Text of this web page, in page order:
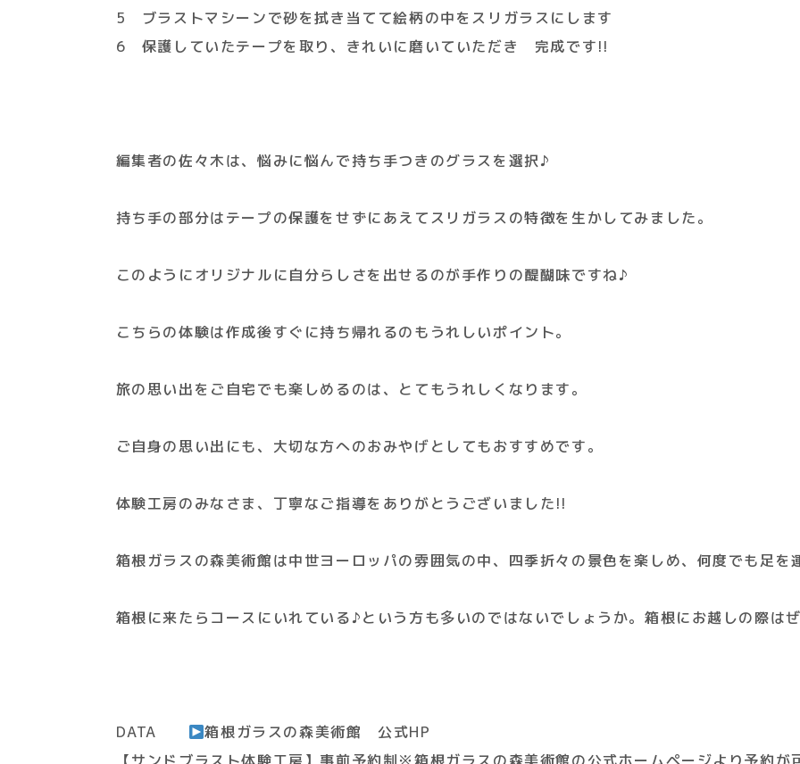
5 ブラストマシーンで砂を拭き当てて絵柄の中をスリガラスにします
6 保護していたテープを取り、きれいに磨いていただき 完成です!!
編集者の佐々木は、悩みに悩んで持ち手つきのグラスを選択♪
持ち手の部分はテープの保護をせずにあえてスリガラスの特徴を生かしてみました。
このようにオリジナルに自分らしさを出せるのが手作りの醍醐味ですね♪
こちらの体験は作成後すぐに持ち帰れるのもうれしいポイント。
旅の思い出をご自宅でも楽しめるのは、とてもうれしくなります。
ご自身の思い出にも、大切な方へのおみやげとしてもおすすめです。
体験工房のみなさま、丁寧なご指導をありがとうございました!!
箱根ガラスの森美術館は中世ヨーロッパの雰囲気の中、四季折々の景色を楽しめ、何度でも足
箱根に来たらコースにいれている♪という方も多いのではないでしょうか。箱根にお越しの際は
DATA
箱根ガラスの森美術館 公式HP